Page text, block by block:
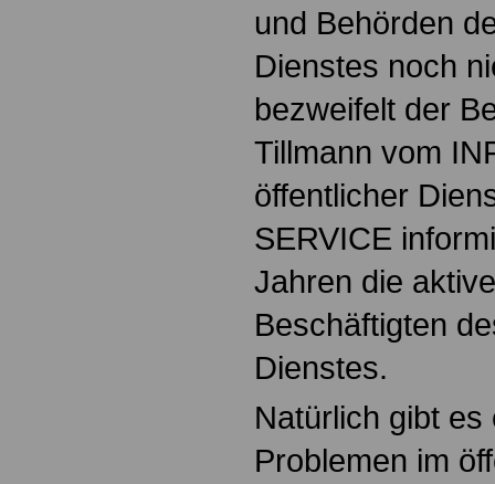
und Behörden
Dienstes noch
bezweifelt der
Tillmann vom
öffentlicher
SERVICE
Jahren die
Beschäftigten
Dienstes.
Natürlich gibt
Problemen im